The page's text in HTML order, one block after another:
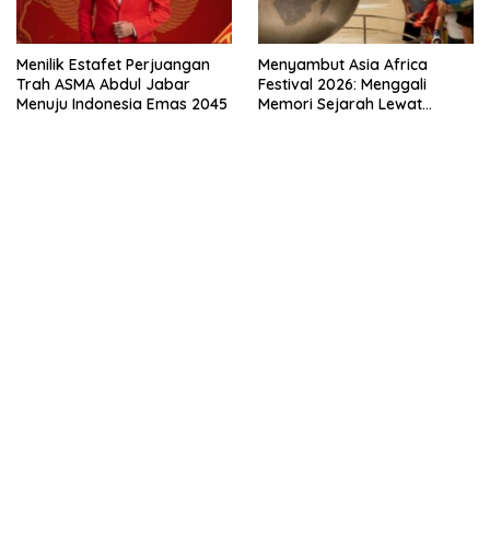
Menilik Estafet Perjuangan
Trah ASMA Abdul Jabar
Menuju Indonesia Emas 2045
Menyambut Asia Africa
Festival 2026: Menggali
Memori Sejarah Lewat